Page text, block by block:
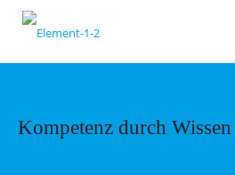
Kompetenz durch Wissen